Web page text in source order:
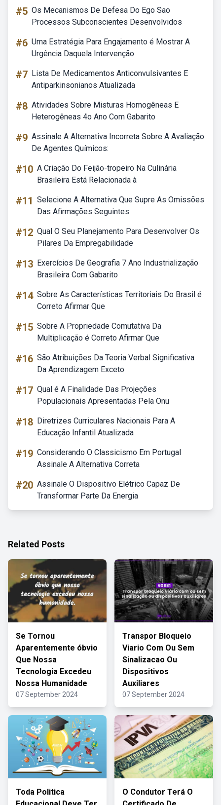
#5 Os Mecanismos De Defesa Do Ego Sao
Processos Subconscientes Desenvolvidos
#6 Uma Estratégia Para Engajamento é Mostrar A
Urgência Daquela Intervenção
#7 Lista De Medicamentos Anticonvulsivantes E
Antiparkinsonianos Atualizada
#8 Atividades Sobre Misturas Homogêneas E
Heterogêneas 4o Ano Com Gabarito
#9 Assinale A Alternativa Incorreta Sobre A Avaliação
De Agentes Químicos:
#10 A Criação Do Feijão-tropeiro Na Culinária
Brasileira Está Relacionada à
#11 Selecione A Alternativa Que Supre As Omissões
Das Afirmações Seguintes
#12 Qual O Seu Planejamento Para Desenvolver Os
Pilares Da Empregabilidade
#13 Exercícios De Geografia 7 Ano Industrialização
Brasileira Com Gabarito
#14 Sobre As Características Territoriais Do Brasil é
Correto Afirmar Que
#15 Sobre A Propriedade Comutativa Da
Multiplicação é Correto Afirmar Que
#16 São Atribuições Da Teoria Verbal Significativa
Da Aprendizagem Exceto
#17 Qual é A Finalidade Das Projeções
Populacionais Apresentadas Pela Onu
#18 Diretrizes Curriculares Nacionais Para A
Educação Infantil Atualizada
#19 Considerando O Classicismo Em Portugal
Assinale A Alternativa Correta
#20 Assinale O Dispositivo Elétrico Capaz De
Transformar Parte Da Energia
Related Posts
Se Tornou
Aparentemente óbvio
Que Nossa
Tecnologia Excedeu
Nossa Humanidade
07 September 2024
Transpor Bloqueio
Viario Com Ou Sem
Sinalizacao Ou
Dispositivos
Auxiliares
07 September 2024
Toda Politica
O Condutor Terá O